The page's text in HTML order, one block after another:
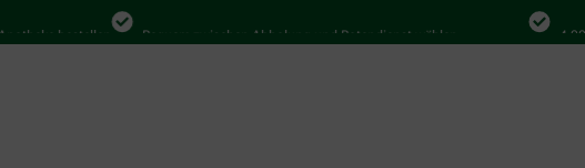
bestellen Bequem zwischen Abholung und Botendienst wählen 4.000 Mal